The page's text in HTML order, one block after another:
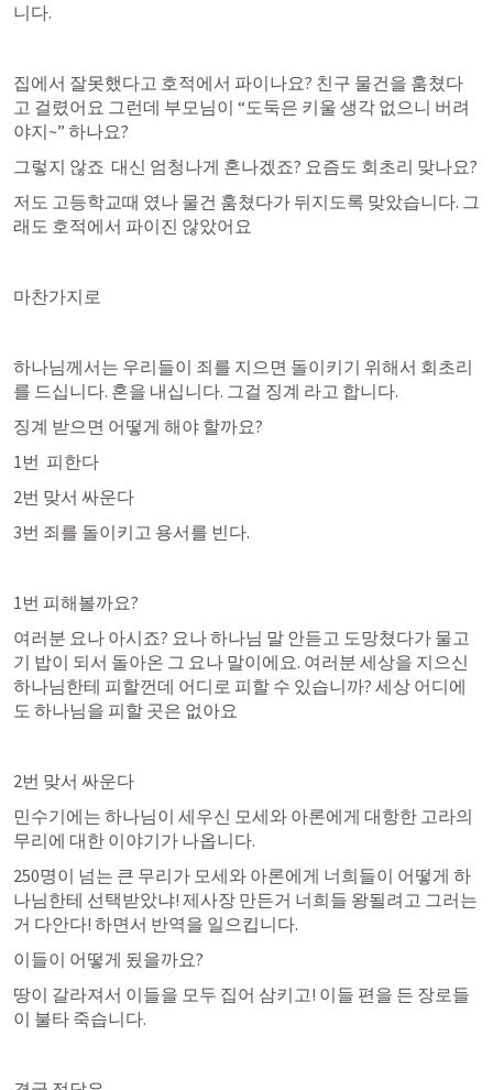
니다.
집에서 잘못했다고 호적에서 파이나요? 친구 물건을 훔쳤다
고 걸렸어요 그런데 부모님이 “도둑은 키울 생각 없으니 버려
야지~” 하나요?
저도 고등학교때 였나 물건 훔쳤다가 뒤지도록 맞았습니다. 그
래도 호적에서 파이진 않았어요
마찬가지로
하나님께서는 우리들이 죄를 지으면 돌이키기 위해서 회초리
를 드십니다. 혼을 내십니다. 그걸 징계 라고 합니다.
징계 받으면 어떻게 해야 할까요?
1번  피한다
2번 맞서 싸운다
3번 죄를 돌이키고 용서를 빈다.
1번 피해볼까요?
여러분 요나 아시죠? 요나 하나님 말 안듣고 도망쳤다가 물고
기 밥이 되서 돌아온 그 요나 말이에요. 여러분 세상을 지으신
하나님한테 피할껀데 어디로 피할 수 있습니까? 세상 어디에
도 하나님을 피할 곳은 없아요
2번 맞서 싸운다
민수기에는 하나님이 세우신 모세와 아론에게 대항한 고라의
무리에 대한 이야기가 나옵니다.
250명이 넘는 큰 무리가 모세와 아론에게 너희들이 어떻게 하
나님한테 선택받았냐! 제사장 만든거 너희들 왕될려고 그러는
거 다안다! 하면서 반역을 일으킵니다.
이들이 어떻게 됬을까요?
땅이 갈라져서 이들을 모두 집어 삼키고! 이들 편을 든 장로들
이 불타 죽습니다.